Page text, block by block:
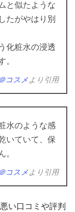
と似たような
たがやはり別
化粧水の浸透
。
＠コスメ より引用
水のような感
いていて、保
。
＠コスメ より引用
い口コミや評判